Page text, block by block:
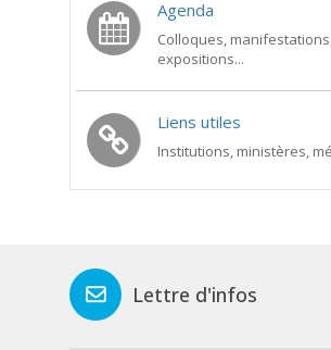
Agenda
Colloques,
expositions...
Liens utiles
Institutions, ministères,
Lettre d'infos